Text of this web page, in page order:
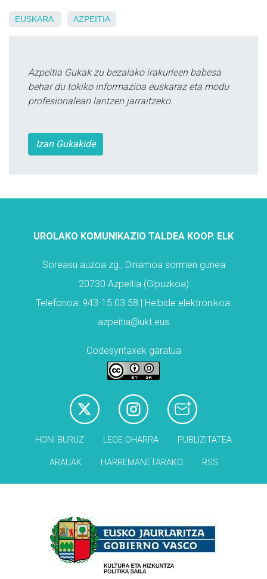
EUSKARA AZPEITIA
Azpeitia Gukak zu bezalako irakurleen babesa
behar du tokiko informazioa euskaraz eta modu
profesionalean lantzen jarraitzeko.
Izan Gukakide
UROLAKO KOMUNIKAZIO TALDEA KOOP. ELK
Soreasu auzoa zg., Dinamoa sormen gunea
20730 Azpeitia (Gipuzkoa)
Telefonoa: 943-15 03 58 | Helbide elektronikoa:
azpeitia@ukt.eus
Codesyntaxek garatua
HONI BURUZ LEGE OHARRA PUBLIZITATEA
ARAUAK HARREMANETARAKO RSS